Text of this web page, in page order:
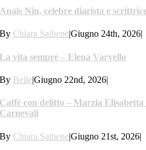
Anaïs Nin, celebre diarista e
By Chiara Saibene|Giugno 24th, 2026
La vita sempre – Elena Varvello
By Belle|Giugno 22nd, 2026|
Caffè con delitto – Marzia Elisabetta
Carnevali
By Chiara Saibene|Giugno 21st, 2026|